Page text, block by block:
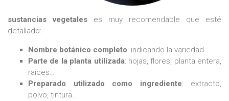
sustancias vegetales es muy recomendable que esté
detallado:
Nombre botánico completo: indicando la variedad
Parte de la planta utilizada: hojas, flores, planta entera,
raíces…
Preparado utilizado como ingrediente: extracto,
polvo, tintura…